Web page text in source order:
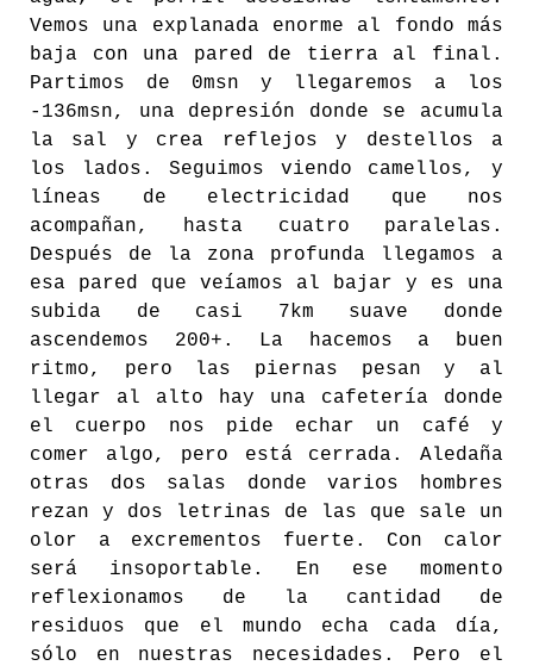
Vemos una explanada enorme al fondo más
baja con una pared de tierra al final.
Partimos de 0msn y llegaremos a los
-136msn, una depresión donde se acumula
la sal y crea reflejos y destellos a
los lados. Seguimos viendo camellos, y
líneas de electricidad que nos
acompañan, hasta cuatro paralelas.
Después de la zona profunda llegamos a
esa pared que veíamos al bajar y es una
subida de casi 7km suave donde
ascendemos 200+. La hacemos a buen
ritmo, pero las piernas pesan y al
llegar al alto hay una cafetería donde
el cuerpo nos pide echar un café y
comer algo, pero está cerrada. Aledaña
otras dos salas donde varios hombres
rezan y dos letrinas de las que sale un
olor a excrementos fuerte. Con calor
será insoportable. En ese momento
reflexionamos de la cantidad de
residuos que el mundo echa cada día,
sólo en nuestras necesidades. Pero el